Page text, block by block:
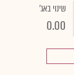
שינוי באג'
0.00